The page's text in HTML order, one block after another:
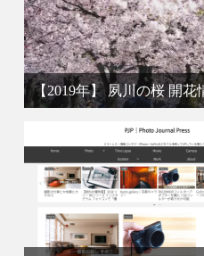
【2019年】 夙川の桜 開花